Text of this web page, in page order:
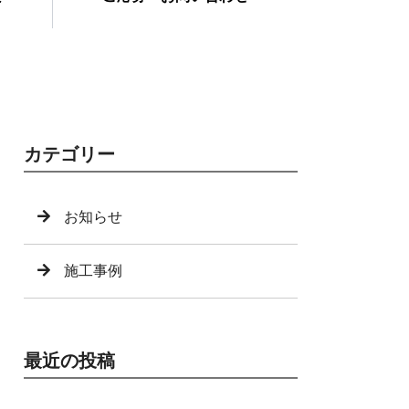
カテゴリー
お知らせ
施工事例
最近の投稿